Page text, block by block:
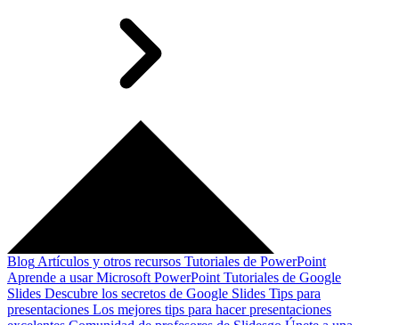
Blog Artículos y otros recursos Tutoriales de PowerPoint
Aprende a usar Microsoft PowerPoint Tutoriales de Google
Slides Descubre los secretos de Google Slides Tips para
presentaciones Los mejores tips para hacer presentaciones